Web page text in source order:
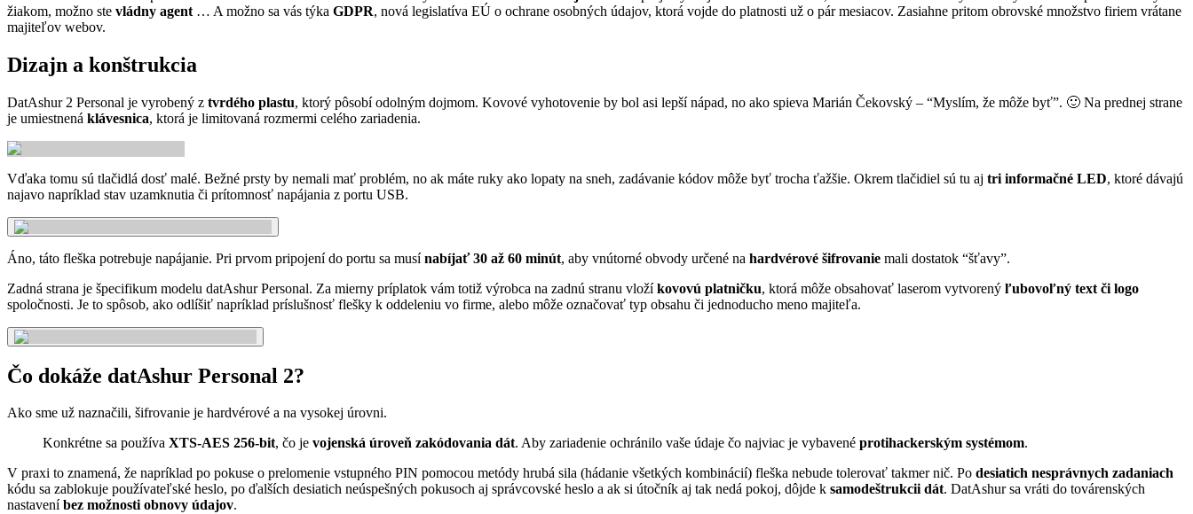
žiakom, možno ste vládny agent … A možno sa vás týka GDPR, nová legislatíva EÚ o ochrane osobných údajov, ktorá vojde do platnosti už o pár mesiacov. Zasiahne pritom obrovské množstvo firiem vrátane
majiteľov webov.
Dizajn a konštrukcia
DatAshur 2 Personal je vyrobený z tvrdého plastu, ktorý pôsobí odolným dojmom. Kovové vyhotovenie by bol asi lepší nápad, no ako spieva Marián Čekovský – “Myslím, že môže byť”. 🙂 Na prednej strane
je umiestnená klávesnica, ktorá je limitovaná rozmermi celého zariadenia.
Vďaka tomu sú tlačidlá dosť malé. Bežné prsty by nemali mať problém, no ak máte ruky ako lopaty na sneh, zadávanie kódov môže byť trocha ťažšie. Okrem tlačidiel sú tu aj tri informačné LED, ktoré dávajú
najavo napríklad stav uzamknutia či prítomnosť napájania z portu USB.
Áno, táto fleška potrebuje napájanie. Pri prvom pripojení do portu sa musínabíjať 30 až 60 minút, aby vnútorné obvody určené na hardvérové šifrovanie mali dostatok “šťavy”.
Zadná strana je špecifikum modelu datAshur Personal. Za mierny príplatok vám totiž výrobca na zadnú stranu vložíkovovú platničku, ktorá môže obsahovať laserom vytvorený ľubovoľný text či logo
spoločnosti. Je to spôsob, ako odlíšiť napríklad príslušnosť flešky k oddeleniu vo firme, alebo môže označovať typ obsahu či jednoducho meno majiteľa.
Čo dokáže datAshur Personal 2?
Ako sme už naznačili, šifrovanie je hardvérové a na vysokej úrovni.
Konkrétne sa používa XTS-AES 256-bit, čo je vojenská úroveň zakódovania dát. Aby zariadenie ochránilo vaše údaje čo najviac je vybavené protihackerským systémom.
V praxi to znamená, že napríklad po pokuse o prelomenie vstupného PIN pomocou metódy hrubá sila (hádanie všetkých kombinácií) fleška nebude tolerovať takmer nič. Po desiatich nesprávnych zadaniach
kódu sa zablokuje používateľské heslo, po ďalších desiatich neúspešných pokusoch aj správcovské heslo a ak si útočník aj tak nedá pokoj, dôjde k samodeštrukcii dát. DatAshur sa vráti do továrenských
nastaveníbez možnosti obnovy údajov.